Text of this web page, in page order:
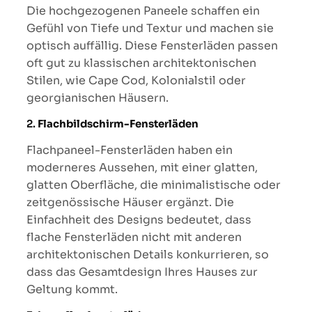
Die hochgezogenen Paneele schaffen ein
Gefühl von Tiefe und Textur und machen sie
optisch auffällig. Diese Fensterläden passen
oft gut zu klassischen architektonischen
Stilen, wie Cape Cod, Kolonialstil oder
georgianischen Häusern.
2. Flachbildschirm-Fensterläden
Flachpaneel-Fensterläden haben ein
moderneres Aussehen, mit einer glatten,
glatten Oberfläche, die minimalistische oder
zeitgenössische Häuser ergänzt. Die
Einfachheit des Designs bedeutet, dass
flache Fensterläden nicht mit anderen
architektonischen Details konkurrieren, so
dass das Gesamtdesign Ihres Hauses zur
Geltung kommt.